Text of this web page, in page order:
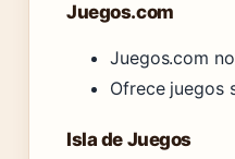
Juegos.com
Juegos.com
Ofrece juegos
Isla de Juegos